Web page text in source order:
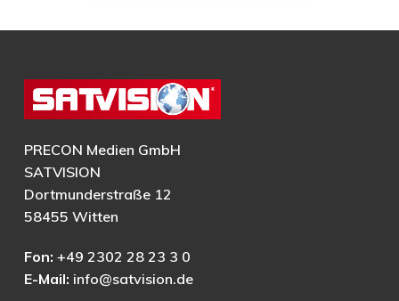
PRECON Medien GmbH
SATVISION
Dortmunderstraße 12
58455 Witten
Fon: +49 2302 28 23 3 0
E-Mail: info@satvision.de